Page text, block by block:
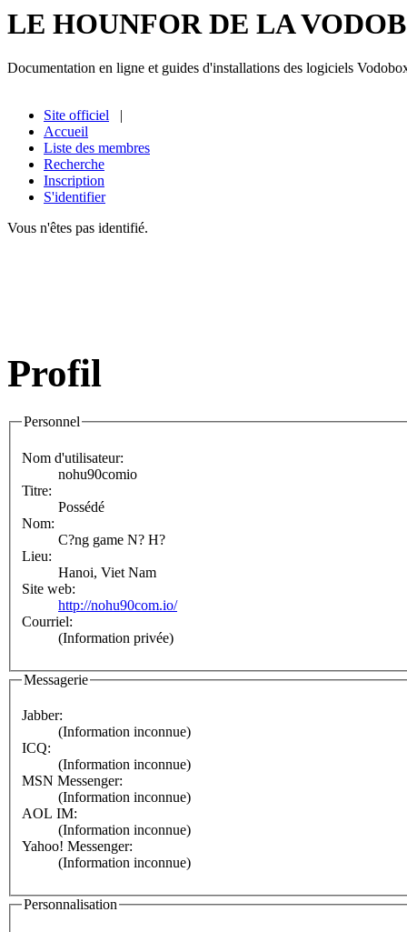
LE HOUNFOR DE LA
Documentation en ligne et guides d'installations des logiciels
Site officiel |
Accueil
Liste des membres
Recherche
Inscription
S'identifier
Vous n'êtes pas identifié.
Profil
Personnel
Nom d'utilisateur:
nohu90comio
Titre:
Possédé
Nom:
C?ng game N? H?
Lieu:
Hanoi, Viet Nam
Site web:
http://nohu90com.io/
Courriel:
(Information privée)
Messagerie
Jabber:
(Information inconnue)
ICQ:
(Information inconnue)
MSN Messenger:
(Information inconnue)
AOL IM:
(Information inconnue)
Yahoo! Messenger:
(Information inconnue)
Personnalisation